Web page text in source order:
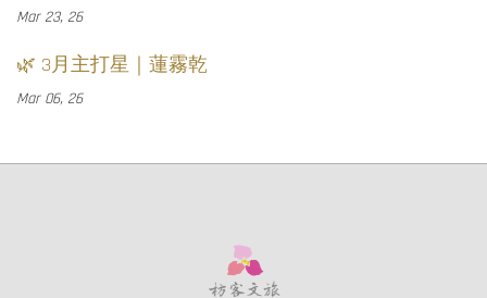
Mar 23, 26
🌿 3月主打星｜蓮霧乾
Mar 06, 26